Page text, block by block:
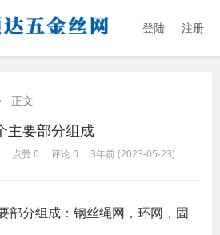
登陆 注册
正文
主要部分组成
点赞 0 评论 0 3年前 (2023-05-23)
部分组成：钢丝绳网，环网，固